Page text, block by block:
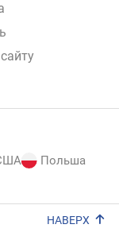
Польша
НАВЕРХ